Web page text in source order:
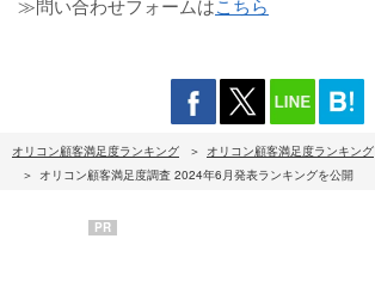
≫問い合わせフォームはこちら
オリコン顧客満足度ランキング オリコン顧客満足度ランキング
オリコン顧客満足度調査 2024年6月発表ランキングを公開
PR